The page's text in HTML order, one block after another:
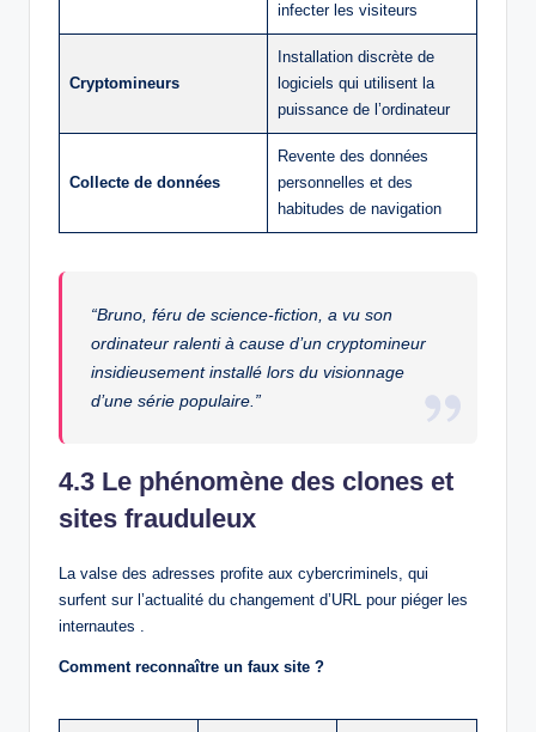
infecter les visiteurs
Cryptomineurs
Installation discrète de
logiciels qui utilisent la
puissance de l’ordinateur
Collecte de données
Revente des données
personnelles et des
habitudes de navigation
“Bruno, féru de science-fiction, a vu son
ordinateur ralenti à cause d’un cryptomineur
insidieusement installé lors du visionnage
d’une série populaire.”
4.3 Le phénomène des clones et
sites frauduleux
La valse des adresses profite aux cybercriminels, qui
surfent sur l’actualité du changement d’URL pour piéger les
internautes .
Comment reconnaître un faux site ?